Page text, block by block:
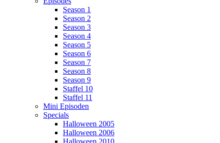
Season 1
Season 2
Season 3
Season 4
Season 5
Season 6
Season 7
Season 8
Season 9
Staffel 10
Staffel 11
Mini Episoden
Specials
Halloween 2005
Halloween 2006
Halloween 2010